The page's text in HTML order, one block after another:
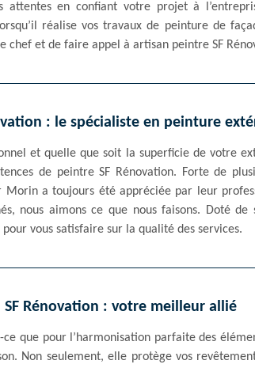
en confiant votre projet à
réalise vos travaux de peinture de
chef et de faire appel à artisan peintre SF
: le spécialiste en peinture
et quelle que soit la superficie de votre
de peintre SF Rénovation. Forte de
Morin a toujours été appréciée par leur
nous aimons ce que nous faisons. Doté
vous satisfaire sur la qualité des services.
SF Rénovation : votre meilleur allié
que pour l’harmonisation parfaite des
Non seulement, elle protège vos